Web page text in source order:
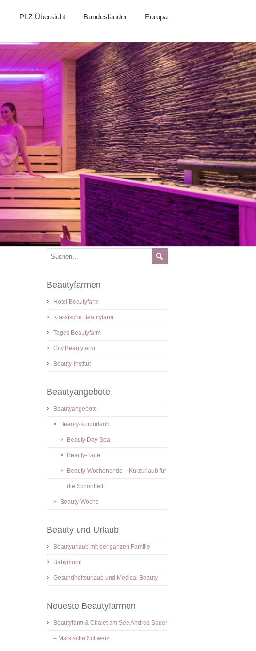
PLZ-Übersicht Bundesländer Europa
Beautyfarmen
Hotel Beautyfarm
Klassische Beautyfarm
Tages Beautyfarm
City Beautyfarm
Beauty-Institut
Beautyangebote
Beautyangebote
Beauty-Kurzurlaub
Beauty Day-Spa
Beauty-Tage
Beauty-Wochenende – Kurzurlaub für
die Schönheit
Beauty-Woche
Beauty und Urlaub
Beautyurlaub mit der ganzen Familie
Babymoon
Gesundheitsurlaub und Medical Beauty
Neueste Beautyfarmen
Beautyfarm & Chalet am See Andrea Sader
– Märkische Schweiz